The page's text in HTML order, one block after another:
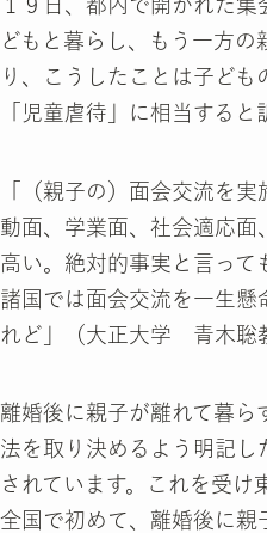
１９日、都内で開かれた
どもと暮らし、もう一方の
り、こうしたことは子ども
「児童虐待」に相当すると
「（親子の）面会交流を
動面、学業面、社会適応面
高い。絶対的事実と言って
諸国では面会交流を一生懸
れど」（大正大学 青木聡
離婚後に親子が離れて暮ら
法を取り決めるよう明記し
されています。これを受け
全国で初めて、離婚後に親